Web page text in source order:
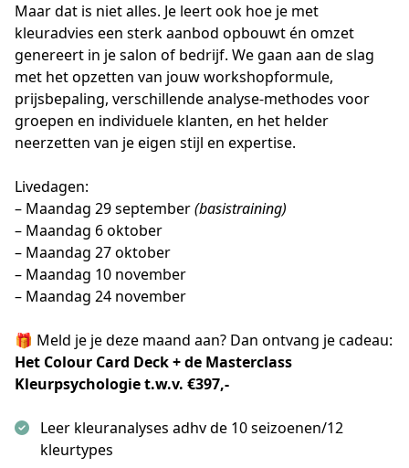
Maar dat is niet alles. Je leert ook hoe je met
kleuradvies een sterk aanbod opbouwt én omzet
genereert in je salon of bedrijf. We gaan aan de slag
met het opzetten van jouw workshopformule,
prijsbepaling, verschillende analyse-methodes voor
groepen en individuele klanten, en het helder
neerzetten van je eigen stijl en expertise.
Livedagen:
– Maandag 29 september (basistraining)
– Maandag 6 oktober
– Maandag 27 oktober
– Maandag 10 november
– Maandag 24 november
🎁 Meld je je deze maand aan? Dan ontvang je cadeau:
Het Colour Card Deck + de Masterclass
Kleurpsychologie t.w.v. €397,-
Leer kleuranalyses adhv de 10 seizoenen/12
kleurtypes